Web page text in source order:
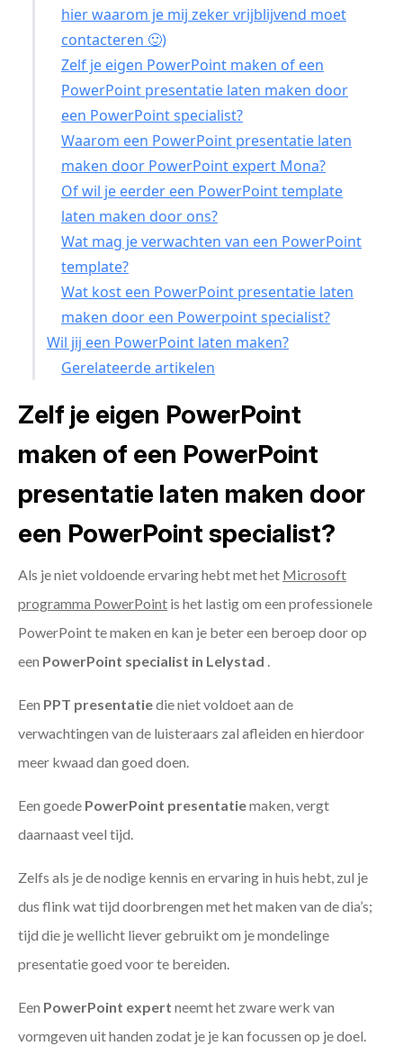
hier waarom je mij zeker vrijblijvend moet
contacteren 🙂)
Zelf je eigen PowerPoint maken of een
PowerPoint presentatie laten maken door
een PowerPoint specialist?
Waarom een PowerPoint presentatie laten
maken door PowerPoint expert Mona?
Of wil je eerder een PowerPoint template
laten maken door ons?
Wat mag je verwachten van een PowerPoint
template?
Wat kost een PowerPoint presentatie laten
maken door een Powerpoint specialist?
Wil jij een PowerPoint laten maken?
Gerelateerde artikelen
Zelf je eigen PowerPoint
maken of een PowerPoint
presentatie laten maken door
een PowerPoint specialist?
Als je niet voldoende ervaring hebt met het Microsoft
programma PowerPoint is het lastig om een professionele
PowerPoint te maken en kan je beter een beroep door op
een PowerPoint specialist in Lelystad .
Een PPT presentatiedie niet voldoet aan de
verwachtingen van de luisteraars zal afleiden en hierdoor
meer kwaad dan goed doen.
Een goede PowerPoint presentatiemaken, vergt
daarnaast veel tijd.
Zelfs als je de nodige kennis en ervaring in huis hebt, zul je
dus flink wat tijd doorbrengen met het maken van de dia’s;
tijd die je wellicht liever gebruikt om je mondelinge
presentatie goed voor te bereiden.
Een PowerPoint expert neemt het zware werk van
vormgeven uit handen zodat je je kan focussen op je doel.